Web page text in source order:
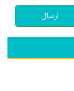
ارسال